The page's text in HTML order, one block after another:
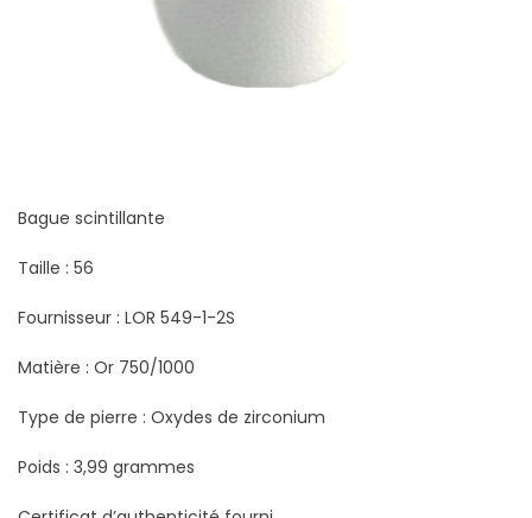
Bague scintillante
Taille : 56
Fournisseur : LOR 549-1-2S
Matière : Or 750/1000
Type de pierre : Oxydes de zirconium
Poids : 3,99 grammes